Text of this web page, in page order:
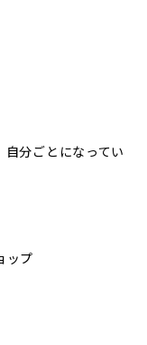
分ごとになってい
ップ